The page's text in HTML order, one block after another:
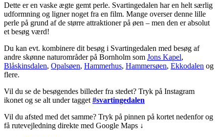
Dette er en vaske ægte gemt perle. Svartingedalen har en helt særlig
udformning og ligner noget fra en film. Mange overser denne lille
perle på grund af de større attraktioner på øen – men den er absolut
et besøg værd!
Du kan evt. kombinere dit besøg i Svartingedalen med besøg af
andre skønne naturområder på Bornholm som Jons Kapel,
Blåskinsdalen, Opalsøen, Hammerhus, Hammersøen, Ekkodalen og
flere.
Vil du se de besøgendes billeder fra stedet? Tryk på Instagram
ikonet og se alt under tagget #svartingedalen
Vil du afsted med det samme? Tryk på pinnen på kortet nedenfor og
få rutevejledning direkte med Google Maps ↓